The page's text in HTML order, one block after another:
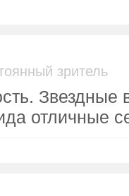
зритель
Звездные
отличные